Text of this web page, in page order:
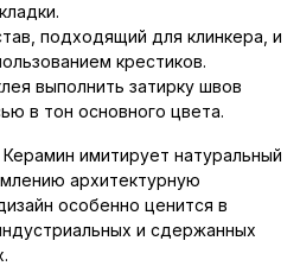
подходящий для клинкера, и
крестиков.
выполнить затирку швов
в тон основного цвета.
имитирует натуральный
архитектурную
особенно ценится в
и сдержанных